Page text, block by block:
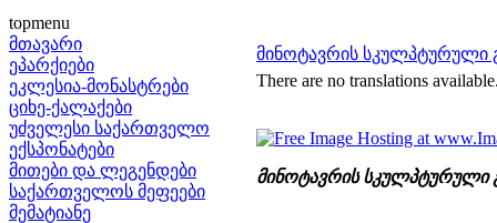
topmenu
მთავარი
ეპარქიები
ეკლესია-მონასტრები
ციხე-ქალაქები
უძველესი საქართველო
ექსპონატები
მითები და ლეგენდები
საქართველოს მეფეები
მემატიანე
მინოტავრის სკულპტურული
There are no translations
მინოტავრის სკულპტურული